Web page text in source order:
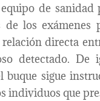
de sanidad
de los exámenes
directa
detectado. De
sigue
individuos que